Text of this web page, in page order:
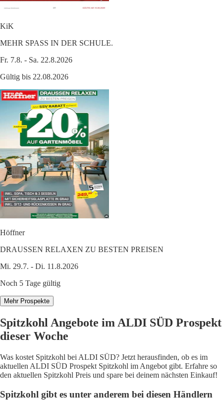
KiK
MEHR SPASS IN DER SCHULE.
Fr. 7.8. - Sa. 22.8.2026
Gültig bis 22.08.2026
Höffner
DRAUSSEN RELAXEN ZU BESTEN PREISEN
Mi. 29.7. - Di. 11.8.2026
Noch 5 Tage gültig
Mehr Prospekte
Spitzkohl Angebote im ALDI SÜD Prospekt
dieser Woche
Was kostet Spitzkohl bei ALDI SÜD? Jetzt herausfinden, ob es im
aktuellen ALDI SÜD Prospekt Spitzkohl im Angebot gibt. Erfahre so
den aktuellen Spitzkohl Preis und spare bei deinem nächsten Einkauf!
Spitzkohl gibt es unter anderem bei diesen Händlern